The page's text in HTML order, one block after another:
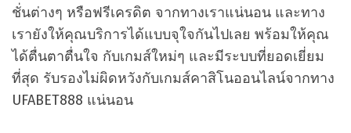
ชั่นต่างๆ หรือฟรีเครดิต จากทางเราแน่นอน และทาง
เรายังให้คุณบริการได้แบบจุใจกันไปเลย พร้อมให้คุณ
ได้ตื่นตาตื่นใจ กับเกมส์ใหม่ๆ และมีระบบที่ยอดเยี่ยม
ที่สุด รับรองไม่ผิดหวังกับเกมส์คาสิโนออนไลน์จากทาง
UFABET888 แน่นอน